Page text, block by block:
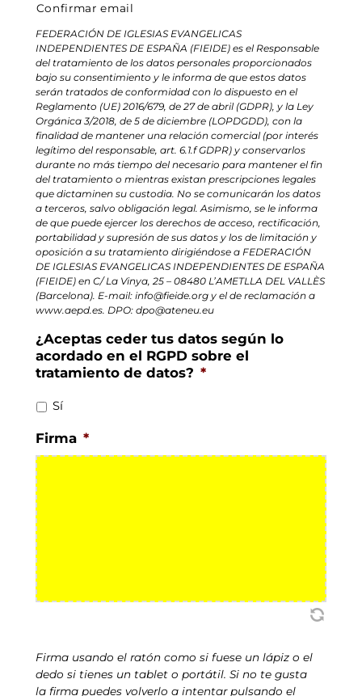
Confirmar email
FEDERACIÓN DE IGLESIAS EVANGELICAS
INDEPENDIENTES DE ESPAÑA (FIEIDE) es el Responsable
del tratamiento de los datos personales proporcionados
bajo su consentimiento y le informa de que estos datos
serán tratados de conformidad con lo dispuesto en el
Reglamento (UE) 2016/679, de 27 de abril (GDPR), y la Ley
Orgánica 3/2018, de 5 de diciembre (LOPDGDD), con la
finalidad de mantener una relación comercial (por interés
legítimo del responsable, art. 6.1.f GDPR) y conservarlos
durante no más tiempo del necesario para mantener el fin
del tratamiento o mientras existan prescripciones legales
que dictaminen su custodia. No se comunicarán los datos
a terceros, salvo obligación legal. Asimismo, se le informa
de que puede ejercer los derechos de acceso, rectificación,
portabilidad y supresión de sus datos y los de limitación y
oposición a su tratamiento dirigiéndose a FEDERACIÓN
DE IGLESIAS EVANGELICAS INDEPENDIENTES DE ESPAÑA
(FIEIDE) en C/ La Vinya, 25 – 08480 L’AMETLLA DEL VALLÈS
(Barcelona). E-mail: info@fieide.org y el de reclamación a
www.aepd.es. DPO: dpo@ateneu.eu
¿Aceptas ceder tus datos según lo
acordado en el RGPD sobre el
tratamiento de datos? *
Sí
Firma *
Firma usando el ratón como si fuese un lápiz o el
dedo si tienes un tablet o portátil. Si no te gusta
la firma puedes volverlo a intentar pulsando el